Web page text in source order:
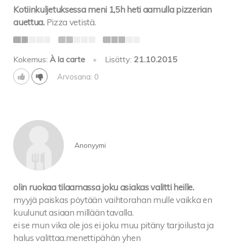
Kotiinkuljetuksessa meni 1,5h heti aamulla pizzerian
auettua. Pizza vetistä.
Kokemus:À la carte • Lisätty: 21.10.2015
Arvosana: 0
Anonyymi
olin ruokaa tilaamassa joku asiakas valitti heille.
myyjä paiskas pöytään vaihtorahan mulle vaikka en
kuulunut asiaan millään tavalla.
ei se mun vika ole jos ei joku muu pitäny tarjoilusta ja
halus valittaa.menettipähän yhen